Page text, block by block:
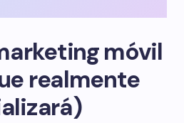
móvil
realmente